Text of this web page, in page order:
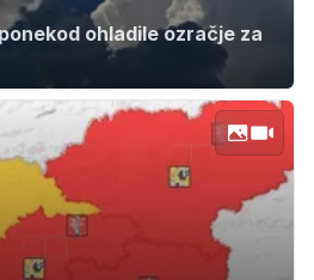
ohladile ozračje za